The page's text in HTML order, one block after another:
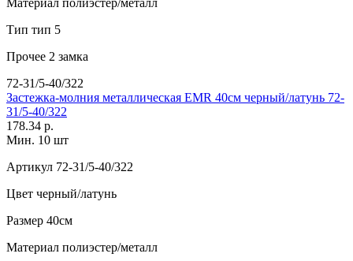
Тип тип 5
Прочее 2 замка
72-31/5-40/322
Застежка-молния металлическая EMR 40см черный/латунь 72-
31/5-40/322
178.34 р.
Мин. 10 шт
Артикул 72-31/5-40/322
Цвет черный/латунь
Размер 40см
Материал полиэстер/металл